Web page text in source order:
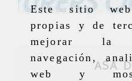
Este sitio
propias y de
mejorar la
navegación,
web y
ASA